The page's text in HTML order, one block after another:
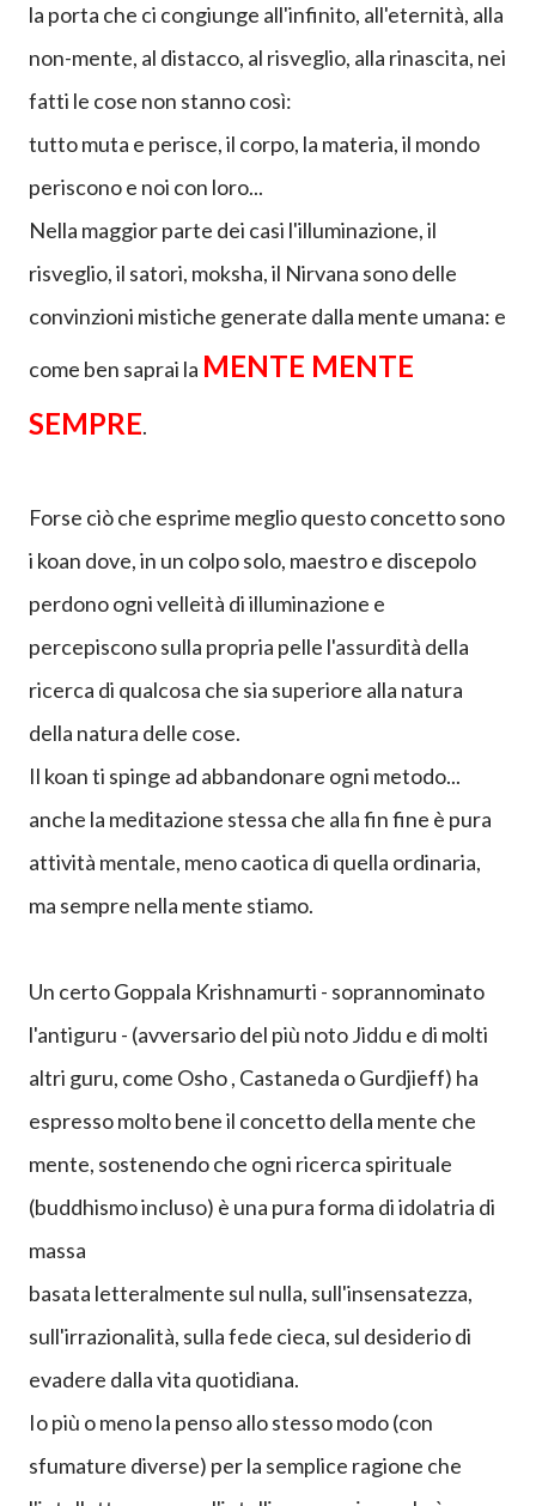
improduttiva che esista nella vitadi un uomo:
il tempo è divoratore per antonomasia (Kronos nella
mitologia greca divorava i suoi figli).
Anche se i mistici sostengono che nel presente c'è
la porta che ci congiunge all'infinito, all'eternità, alla
non-mente, al distacco, al risveglio, alla rinascita, nei
fatti le cose non stanno così:
tutto muta e perisce, il corpo, la materia, il mondo
periscono e noi con loro...
MENTE MENTE
SEMPRE.
Forse ciò che esprime meglio questo concetto sono
i koan dove, in un colpo
perdono ogni velleità di illuminazione e
percepiscono sulla propria pelle l'assurdità della
ricerca di qualcosa che sia superiore alla natura
della natura delle cose.
anche la meditazione stessa che alla fin fine è pura
attività mentale, meno caotica di quella ordinaria,
ma sempre nella mente stiamo.
Un certo Goppala Krishnamurti - soprannominato
l'antiguru - (avversario del più noto Jiddu e di molti
altri guru, come Osho , Castaneda o Gurdjieff) ha
espresso molto bene il concetto della mente che
mente, sostenendo che ogni ricerca spirituale
(buddhismo incluso) è una pura forma di idolatria di
massa
basata letteralmente sul nulla, sull'insensatezza,